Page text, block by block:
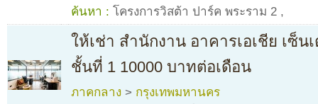
ค้นหา : โครงการวิสต้า ปาร์ค พระราม 2 ,
ให้เช่า สำนักงาน อาคารเอเชีย เซ็
ชั้นที่ 1 10000 บาทต่อเดือน
ภาคกลาง > กรุงเทพมหานคร